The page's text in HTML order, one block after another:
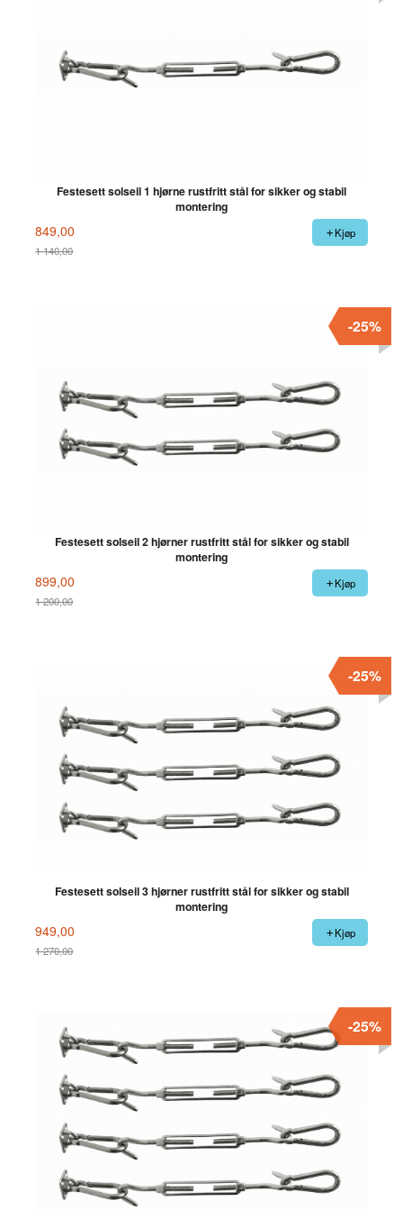
Festesett solseil 1 hjørne rustfritt stål for sikker og stabil
montering
849,00
1 140,00
Kjøp
Festesett solseil 2 hjørner rustfritt stål for sikker og stabil
montering
899,00
1 200,00
-25%
Kjøp
Festesett solseil 3 hjørner rustfritt stål for sikker og stabil
montering
949,00
1 270,00
-25%
Kjøp
-25%